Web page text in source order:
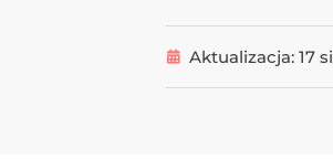
Aktualizacja: 17